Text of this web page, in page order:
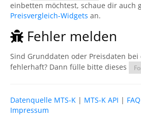
einbetten möchtest, schaue dir auch
Preisvergleich-Widgets an.
Fehler melden
Sind Grunddaten oder Preisdaten bei
fehlerhaft? Dann fülle bitte dieses
Datenquelle MTS-K | MTS-K API | FAQ
Impressum